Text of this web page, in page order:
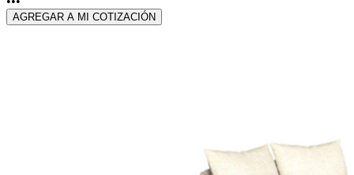
AGREGAR A MI COTIZACIÓN